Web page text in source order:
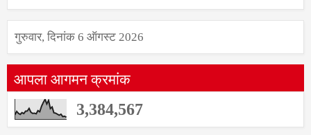
गुरुवार, दिनांक 6 ऑगस्ट 2026
आपला आगमन क्रमांक
3,384,567